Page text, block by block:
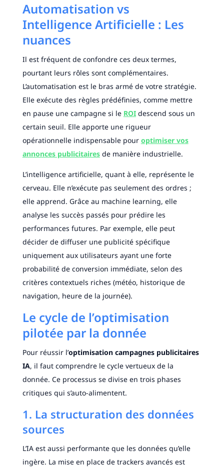
Automatisation vs
Intelligence Artificielle : Les
nuances
Il est fréquent de confondre ces deux termes,
pourtant leurs rôles sont complémentaires.
L’automatisation est le bras armé de votre stratégie.
Elle exécute des règles prédéfinies, comme mettre
en pause une campagne si le ROIdescend sous un
certain seuil. Elle apporte une rigueur
opérationnelle indispensable pour optimiser vos
annonces publicitairesde manière industrielle.
L’intelligence artificielle, quant à elle, représente le
cerveau. Elle n’exécute pas seulement des ordres ;
elle apprend. Grâce au machine learning, elle
analyse les succès passés pour prédire les
performances futures. Par exemple, elle peut
décider de diffuser une publicité spécifique
uniquement aux utilisateurs ayant une forte
probabilité de conversion immédiate, selon des
critères contextuels riches (météo, historique de
navigation, heure de la journée).
Le cycle de l’optimisation
pilotée par la donnée
Pour réussir l’optimisation campagnes publicitaires
IA, il faut comprendre le cycle vertueux de la
donnée. Ce processus se divise en trois phases
critiques qui s’auto-alimentent.
1. La structuration des données
sources
L’IA est aussi performante que les données qu’elle
ingère. La mise en place de trackers avancés est